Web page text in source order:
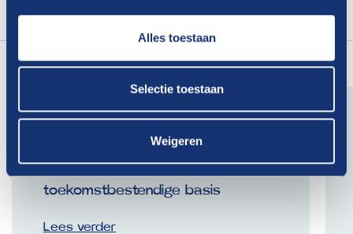
Alles toestaan
Selectie toestaan
Weigeren
Folder klassikale training 'succesvol leidinggeven'
Lees ook eens
AI en regelgeving: zo leg je een
toekomstbestendige basis
Lees verder